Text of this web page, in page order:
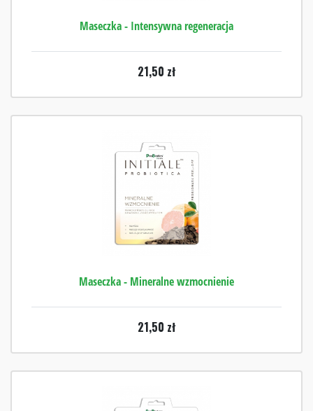
Maseczka - Intensywna regeneracja
21,50 zł
Maseczka - Mineralne wzmocnienie
21,50 zł